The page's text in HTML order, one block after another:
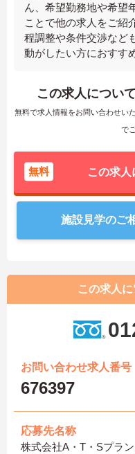
ん、希望勤務地や希望
ことで他の求人をご紹
程調整や条件交渉など
動がしたい方におすす
この求人につい
無料で求人情報をお問い合わせい
で
無料 この求人
施設見学のご
この求人
お問い合わせ求人番号
676397
応募先名称
株式会社A・T・Sプラ